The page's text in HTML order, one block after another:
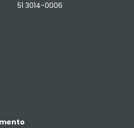
51 3014-0006